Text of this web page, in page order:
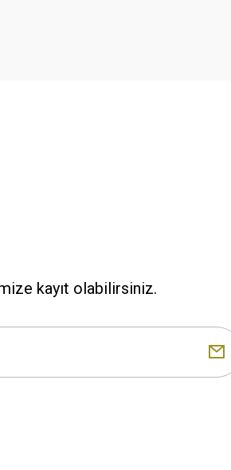
kayıt olabilirsiniz.